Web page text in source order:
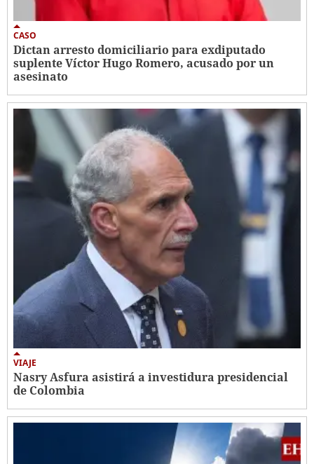
CASO
Dictan arresto domiciliario para exdiputado
suplente Víctor Hugo Romero, acusado por un
asesinato
VIAJE
Nasry Asfura asistirá a investidura presidencial
de Colombia